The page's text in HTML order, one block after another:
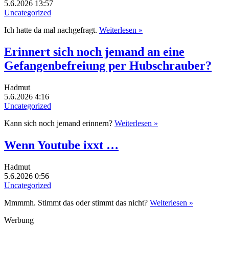
5.6.2026 13:57
Uncategorized
Ich hatte da mal nachgefragt. Weiterlesen »
Erinnert sich noch jemand an eine
Gefangenbefreiung per Hubschrauber?
Hadmut
5.6.2026 4:16
Uncategorized
Kann sich noch jemand erinnern? Weiterlesen »
Wenn Youtube ixxt …
Hadmut
5.6.2026 0:56
Uncategorized
Mmmmh. Stimmt das oder stimmt das nicht? Weiterlesen »
Werbung